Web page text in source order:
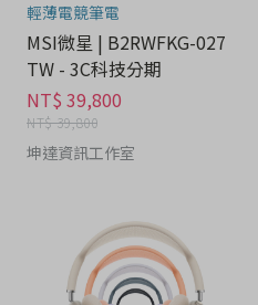
輕薄電競筆電
MSI微星 | B2RWFKG-027
TW - 3C科技分期
NT$ 39,800
NT$ 39,800
坤達資訊工作室